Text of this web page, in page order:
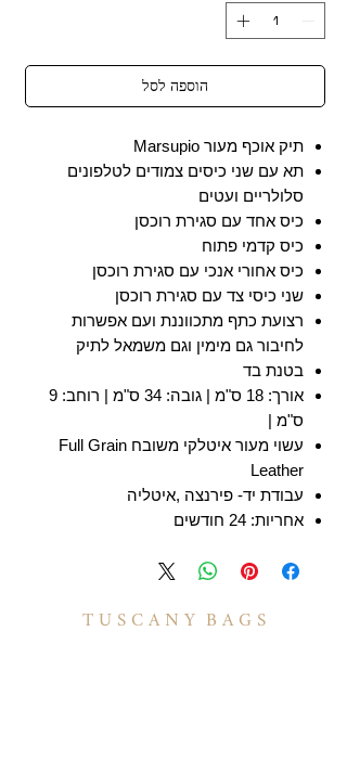
הוספה לסל
תיק אוכף מעור Marsupio
תא עם שני כיסים צמודים לטלפונים
סלולריים ועטים
כיס אחד עם סגירת רוכסן
כיס קדמי פתוח
כיס אחורי אנכי עם סגירת רוכסן
שני כיסי צד עם סגירת רוכסן
רצועת כתף מתכווננת ועם אפשרות
לחיבור גם מימין וגם משמאל לתיק
בטנת בד
אורך: 18 ס"מ | גובה: 34 ס"מ | רוחב: 9
ס"מ |
עשוי מעור איטלקי משובח Full Grain
Leather
עבודת יד- פירנצה ,איטליה
אחריות: 24 חודשים
T U S C A N Y B A G S